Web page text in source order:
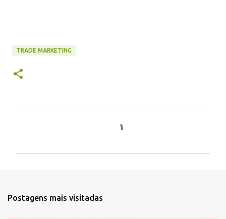
TRADE MARKETING
Postagens mais visitadas